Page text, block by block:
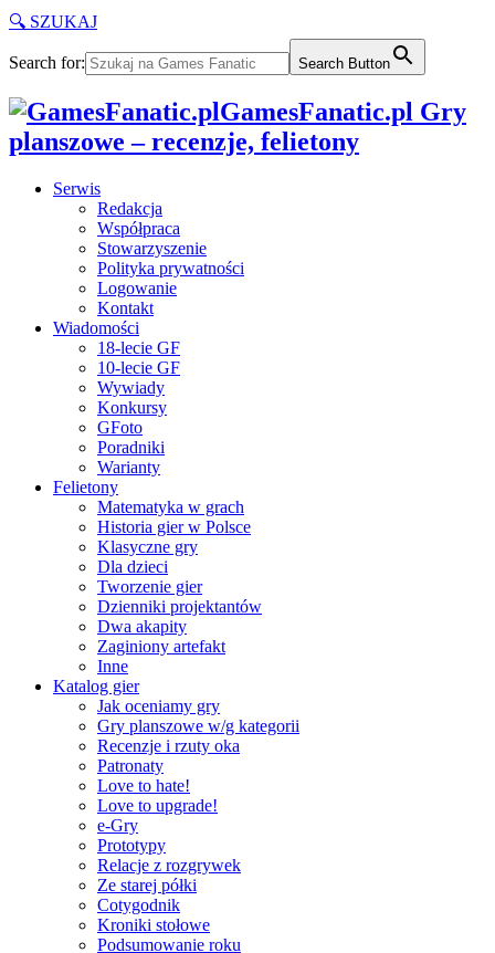
🔍 SZUKAJ
Search for: Search Button
GamesFanatic.pl Gry
planszowe – recenzje, felietony
Serwis
Redakcja
Współpraca
Stowarzyszenie
Polityka prywatności
Logowanie
Kontakt
Wiadomości
18-lecie GF
10-lecie GF
Wywiady
Konkursy
GFoto
Poradniki
Warianty
Felietony
Matematyka w grach
Historia gier w Polsce
Klasyczne gry
Dla dzieci
Tworzenie gier
Dzienniki projektantów
Dwa akapity
Zaginiony artefakt
Inne
Katalog gier
Jak oceniamy gry
Gry planszowe w/g kategorii
Recenzje i rzuty oka
Patronaty
Love to hate!
Love to upgrade!
e-Gry
Prototypy
Relacje z rozgrywek
Ze starej półki
Cotygodnik
Kroniki stołowe
Podsumowanie roku